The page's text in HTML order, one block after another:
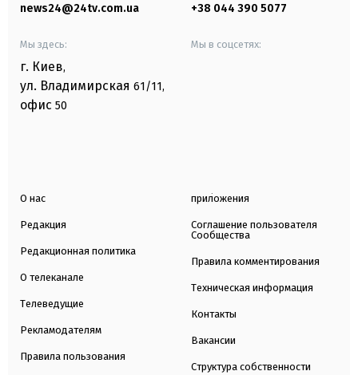
news24@24tv.com.ua +38 044 390 5077
Мы здесь:
г. Киев,
ул. Владимирская 61/11,
офис 50
Мы в соцсетях:
О нас
Редакция
Редакционная политика
О телеканале
Телеведущие
Рекламодателям
Правила пользования
приложения
Соглашение пользователя
Сообщества
Правила комментирования
Техническая информация
Контакты
Вакансии
Структура собственности